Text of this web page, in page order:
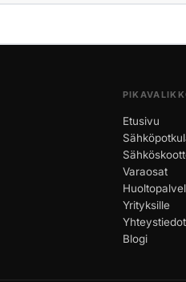
Etusivu
Varaosat
Yrityksille
Yhteystiedot
Blogi